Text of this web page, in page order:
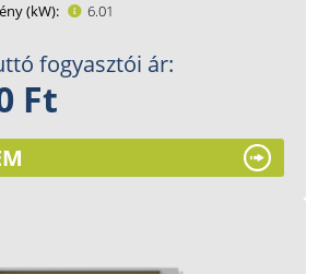
(kW)
6.01
fogyasztói ár:
Ft